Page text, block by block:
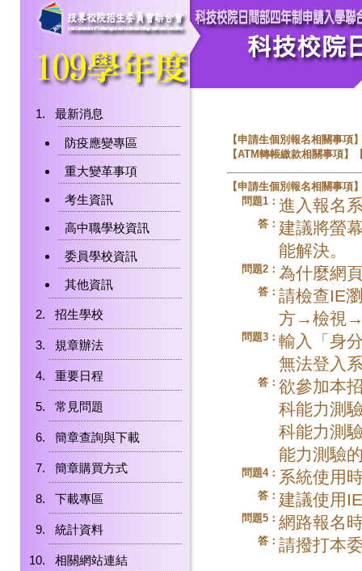
最新消息
防疫應變專區
重大變革事項
考生資訊
高中職學校資訊
委員學校資訊
其他資訊
招生學校
規章辦法
重要日程
常見問題
簡章查詢與下載
簡章購買方式
下載專區
統計資料
相關網站連結
【申請生個別報名相關事項
【ATM轉帳繳款相關事項】
【申請生個別報名相關事項
問題1： 進入報名
答： 建議將螢
能解決。
問題2： 為什麼網
答： 請檢查IE
方→檢視→
問題3： 輸入「身
無法登入
答： 欲參加本
科能力測
科能力測
能力測驗
問題4： 系統使用
答： 建議使用
問題5： 網路報名
答： 請撥打本